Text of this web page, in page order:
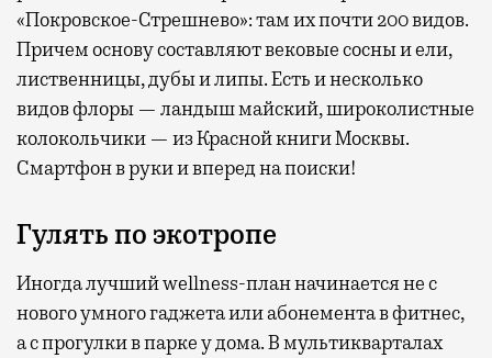
«Покровское-Стрешнево»: там ихпочти 200 видов.
Причем основу составляют вековые сосны и ели,
лиственницы, дубы и липы. Есть и несколько
видов флоры — ландыш майский, широколистные
колокольчики — из Красной книги Москвы.
Смартфон в руки и вперед на поиски!
Гулять по экотропе
Иногда лучший wellness-план начинается не с
нового умного гаджета или абонемента в фитнес,
а с прогулки в парке у дома. В мультикварталах